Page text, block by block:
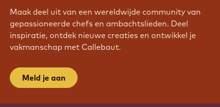
Maak deel uit van een wereldwijde community van
gepassioneerde chefs en ambachtslieden. Deel
inspiratie, ontdek nieuwe creaties en ontwikkel je
vakmanschap met Callebaut.
Meld je aan